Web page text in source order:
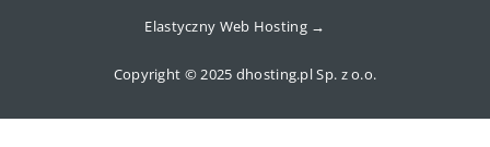
Elastyczny Web Hosting →
Copyright © 2025 dhosting.pl Sp. z o.o.